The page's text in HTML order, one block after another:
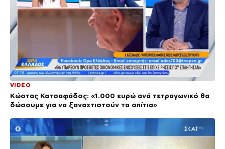
VIDEO
Κώστας Κατσαφάδος: «1.000 ευρώ ανά τετραγωνικό θα
δώσουμε για να ξαναχτιστούν τα σπίτια»